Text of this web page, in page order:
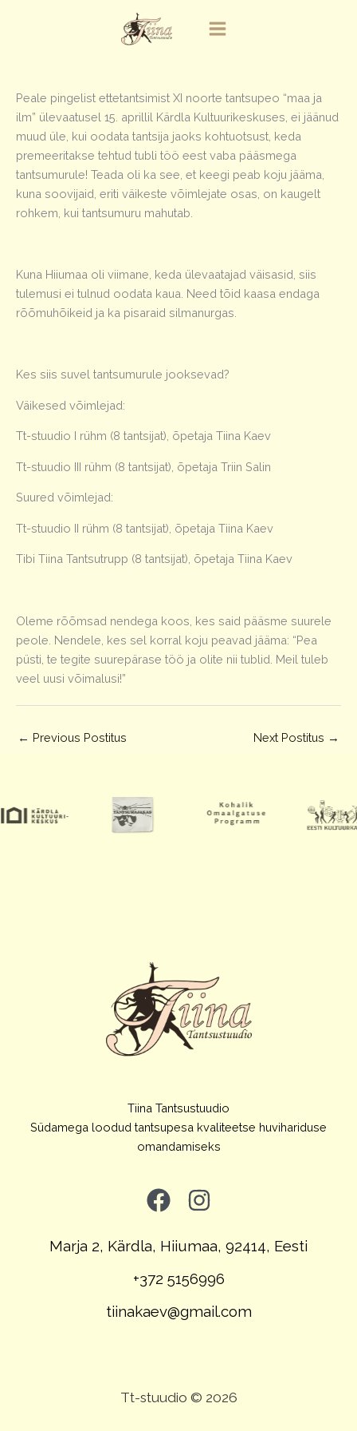
Peale pingelist ettetantsimist XI noorte tantsupeo “maa ja
ilm” ülevaatusel 15. aprillil Kärdla Kultuurikeskuses, ei jäänud
muud üle, kui oodata tantsija jaoks kohtuotsust, keda
premeeritakse tehtud tubli töö eest vaba pääsmega
tantsumurule! Teada oli ka see, et keegi peab koju jääma,
kuna soovijaid, eriti väikeste võimlejate osas, on kaugelt
rohkem, kui tantsumuru mahutab.
Kuna Hiiumaa oli viimane, keda ülevaatajad väisasid, siis
tulemusi ei tulnud oodata kaua. Need tõid kaasa endaga
rõõmuhõikeid ja ka pisaraid silmanurgas.
Kes siis suvel tantsumurule jooksevad?
Väikesed võimlejad:
Tt-stuudio I rühm (8 tantsijat), õpetaja Tiina Kaev
Tt-stuudio III rühm (8 tantsijat), õpetaja Triin Salin
Suured võimlejad:
Tt-stuudio II rühm (8 tantsijat), õpetaja Tiina Kaev
Tibi Tiina Tantsutrupp (8 tantsijat), õpetaja Tiina Kaev
Oleme rõõmsad nendega koos, kes said pääsme suurele
peole. Nendele, kes sel korral koju peavad jääma: “Pea
püsti, te tegite suurepärase töö ja olite nii tublid. Meil tuleb
veel uusi võimalusi!”
← Previous Postitus Next Postitus →
Tiina Tantsustuudio
Südamega loodud tantsupesa kvaliteetse huvihariduse
omandamiseks
Marja 2, Kärdla, Hiiumaa, 92414, Eesti
+372 5156996
tiinakaev@gmail.com
Tt-stuudio © 2026